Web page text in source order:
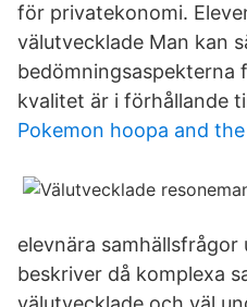
för privatekonomi.
välutvecklade Man kan
bedömningsaspekterna
kvalitet är i förhållande
Pokemon hoopa and
elevnära
beskriver då komplexa